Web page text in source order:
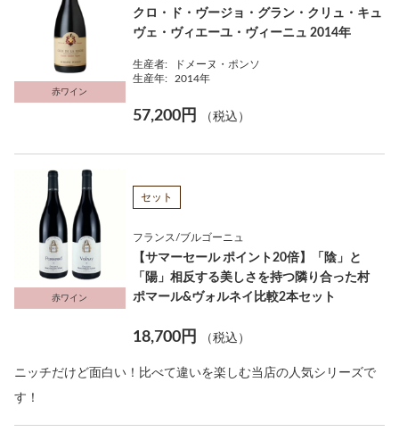
赤ワイン
クロ・ド・ヴージョ・グラン・クリュ・キュ
ヴェ・ヴィエーユ・ヴィーニュ 2014年
生産者:
ドメーヌ・ポンソ
生産年:
2014年
57,200円 （税込）
赤ワイン
セット
フランス/ブルゴーニュ
【サマーセール ポイント20倍】「陰」と
「陽」相反する美しさを持つ隣り合った村
ポマール&ヴォルネイ比較2本セット
18,700円 （税込）
ニッチだけど面白い！比べて違いを楽しむ当店の人気シリーズで
す！